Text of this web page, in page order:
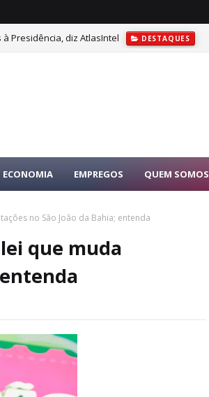
Presidência, diz AtlasIntel DESTAQUES
ECONOMIA EMPREGOS QUEM SOMOS
no São João da Bahia; entenda
que muda